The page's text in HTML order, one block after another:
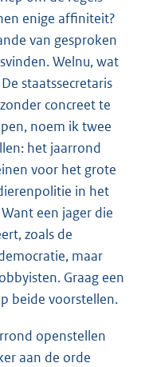
enige affiniteit?
van gesproken
Welnu, wat
staatssecretaris
concreet te
noem ik twee
het jaarrond
voor het grote
in het
een jager die
zoals de
maar
Graag een
beide voorstellen.
openstellen
aan de orde